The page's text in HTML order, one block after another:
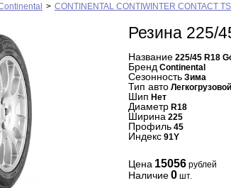
> CONTINENTAL CONTIWINTER CONTACT
Резина 225/
Название 225/45 R18
Бренд Continental
Сезонность Зима
Тип авто Легкогрузовой
Шип Нет
Диаметр R18
Ширина 225
Профиль 45
Индекс 91Y
Цена 15056 рублей
Наличие0 шт.